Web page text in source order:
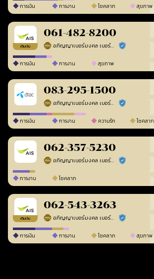
การเงิน การงาน โชคลาภ สุขภาพ
เติมเงิน
061-482-8200
อภิญญาเบอร์มงคล เบอร์สวยเลขศาสตร์ ร้านยืนยันแล้ว
การเงิน การงาน สุขภาพ
083-295-1500
อภิญญาเบอร์มงคล เบอร์สวยเลขศาสตร์ ร้านยืนยันแล้ว
การเงิน การงาน ความรัก โชคลาภ
062-357-5230
อภิญญาเบอร์มงคล เบอร์สวยเลขศาสตร์ ร้านยืนยันแล้ว
การงาน โชคลาภ
เติมเงิน
062-543-3263
อภิญญาเบอร์มงคล เบอร์สวยเลขศาสตร์ ร้านยืนยันแล้ว
การเงิน การงาน โชคลาภ สุขภาพ